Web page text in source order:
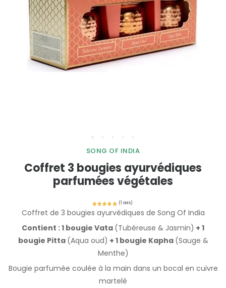
SONG OF INDIA
Coffret 3 bougies ayurvédiques
parfumées végétales
Coffret de 3 bougies ayurvédiques de Song Of India
Contient : 1 bougie Vata (Tubéreuse & Jasmin) + 1
bougie Pitta (Aqua oud) + 1 bougie Kapha (Sauge &
Menthe)
Bougie parfumée coulée à la main dans un bocal en cuivre
martelé